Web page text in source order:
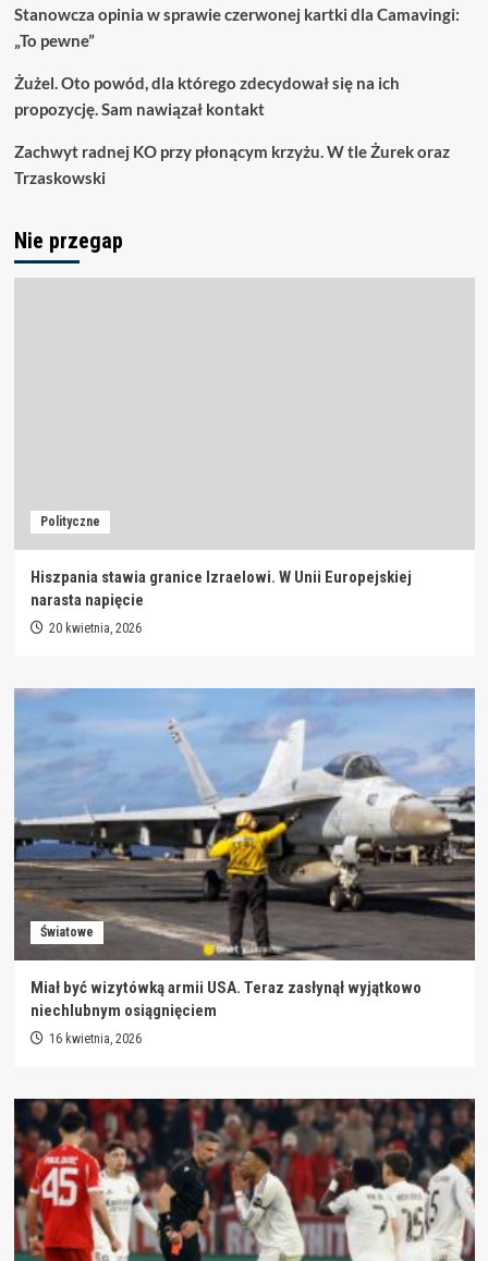
Stanowcza opinia w sprawie czerwonej kartki dla Camavingi:
„To pewne”
Żużel. Oto powód, dla którego zdecydował się na ich
propozycję. Sam nawiązał kontakt
Zachwyt radnej KO przy płonącym krzyżu. W tle Żurek oraz
Trzaskowski
Nie przegap
Polityczne
Hiszpania stawia granice Izraelowi. W Unii Europejskiej
narasta napięcie
20 kwietnia, 2026
Światowe
Miał być wizytówką armii USA. Teraz zasłynął wyjątkowo
niechlubnym osiągnięciem
16 kwietnia, 2026